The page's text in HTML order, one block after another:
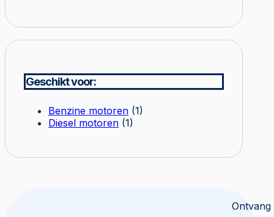
Geschikt voor:
Benzine motoren (1)
Diesel motoren (1)